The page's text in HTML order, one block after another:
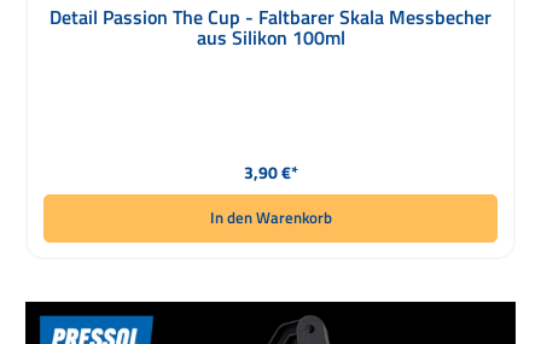
Detail Passion The Cup - Faltbarer Skala Messbecher
aus Silikon 100ml
Regulärer Preis:
3,90 €*
In den Warenkorb